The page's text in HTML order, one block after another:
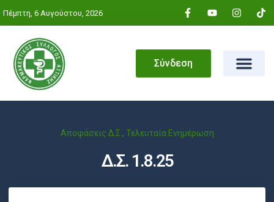
Πέμπτη, 6 Αυγούστου, 2026
Σύνδεση
Αποφάσεις Δ.Σ. , Τελευταία Ενημέρωση
Δ.Σ. 1.8.25